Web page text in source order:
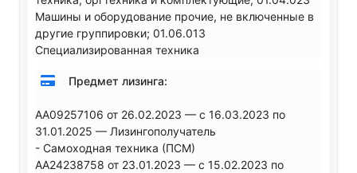
Машины и оборудование прочие, не включенные в
другие группировки; 01.06.013
Специализированная техника
Предмет лизинга:
AA09257106 от 26.02.2023 — с 16.03.2023 по
31.01.2025 — Лизингополучатель
- Самоходная техника (ПСМ)
AA24238758 от 23.01.2023 — с 15.02.2023 по